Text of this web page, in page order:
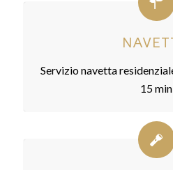
Servizio navetta
15 min